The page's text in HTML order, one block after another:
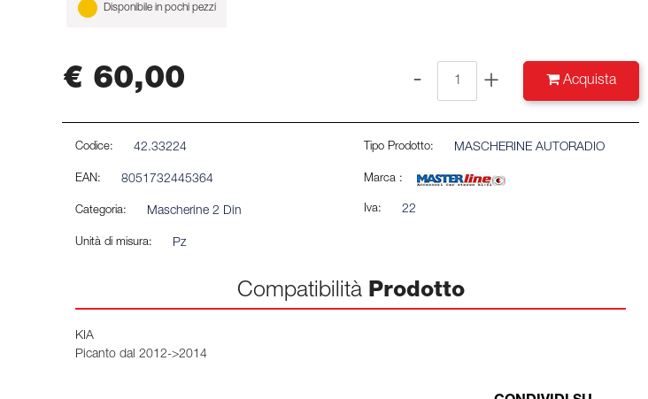
Disponibile in pochi pezzi
€ 60,00 Acquista
Codice: 42.33224
EAN: 8051732445364
Categoria: Mascherine 2 Din
Unità di misura: Pz
Tipo Prodotto: MASCHERINE AUTORADIO
Marca :
Iva: 22
Compatibilità Prodotto
KIA
Picanto dal 2012->2014